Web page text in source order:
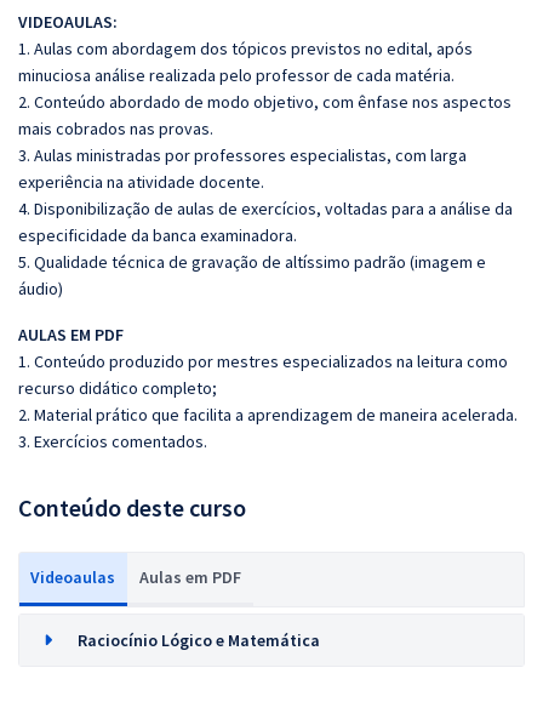
VIDEOAULAS:
1. Aulas com abordagem dos tópicos previstos no edital, após
minuciosa análise realizada pelo professor de cada matéria.
2. Conteúdo abordado de modo objetivo, com ênfase nos aspectos
mais cobrados nas provas.
3. Aulas ministradas por professores especialistas, com larga
experiência na atividade docente.
4. Disponibilização de aulas de exercícios, voltadas para a análise da
especificidade da banca examinadora.
5. Qualidade técnica de gravação de altíssimo padrão (imagem e
áudio)
AULAS EM PDF
1. Conteúdo produzido por mestres especializados na leitura como
recurso didático completo;
2. Material prático que facilita a aprendizagem de maneira acelerada.
3. Exercícios comentados.
Conteúdo deste curso
Videoaulas Aulas em PDF
Raciocínio Lógico e Matemática